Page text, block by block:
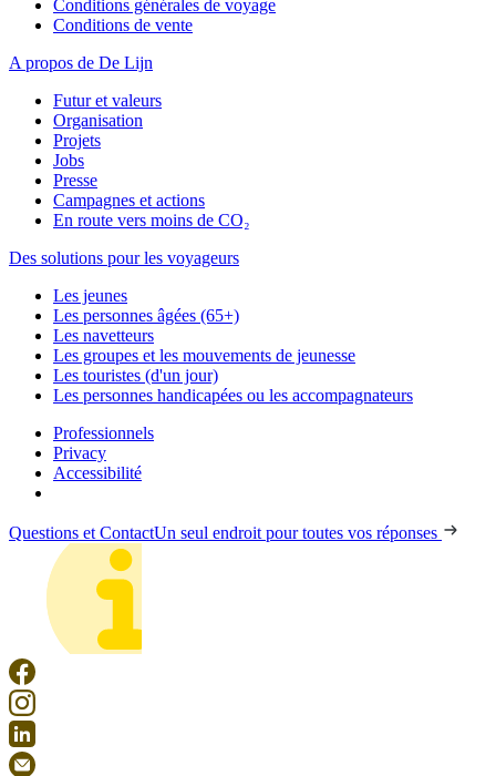
Conditions générales de voyage
Conditions de vente
A propos de De Lijn
Futur et valeurs
Organisation
Projets
Jobs
Presse
Campagnes et actions
En route vers moins de CO₂
Des solutions pour les voyageurs
Les jeunes
Les personnes âgées (65+)
Les navetteurs
Les groupes et les mouvements de jeunesse
Les touristes (d'un jour)
Les personnes handicapées ou les accompagnateurs
Professionnels
Privacy
Accessibilité
Questions et ContactUn seul endroit pour toutes vos réponses